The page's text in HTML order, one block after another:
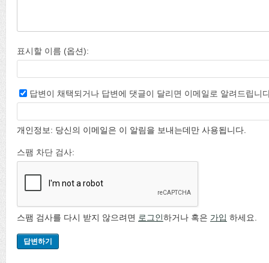
표시할 이름 (옵션):
답변이 채택되거나 답변에 댓글이 달리면 이메일로 알려드립니
개인정보: 당신의 이메일은 이 알림을 보내는데만 사용됩니다.
스팸 차단 검사:
스팸 검사를 다시 받지 않으려면 로그인하거나 혹은 가입 하세요.